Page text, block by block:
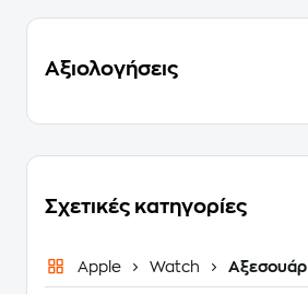
Αξιολογήσεις
Σχετικές κατηγορίες
Apple Watch Αξεσουάρ